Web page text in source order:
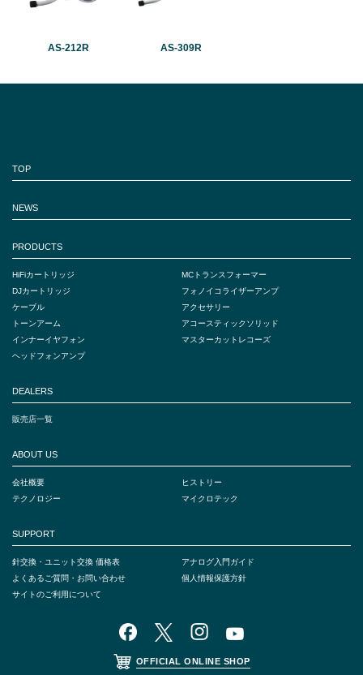
AS-212R AS-309R
TOP
NEWS
PRODUCTS
HiFiカートリッジ
DJカートリッジ
ケーブル
トーンアーム
インナーイヤフォン
ヘッドフォンアンプ
MCトランスフォーマー
フォノイコライザーアンプ
アクセサリー
アコースティックソリッド
マスターカットレコーズ
DEALERS
販売店一覧
ABOUT US
会社概要
ヒストリー
テクノロジー
マイクロテック
SUPPORT
針交換・ユニット交換 価格表
アナログ入門ガイド
よくあるご質問・お問い合わせ
個人情報保護方針
サイトのご利用について
OFFICIAL ONLINE SHOP